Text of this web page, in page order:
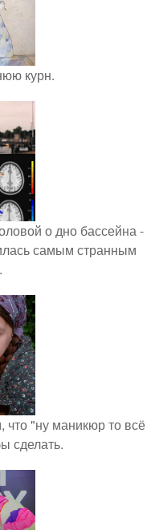
курн.
о дно бассейна -
самым странным
что "ну маникюр то всё
сделать.